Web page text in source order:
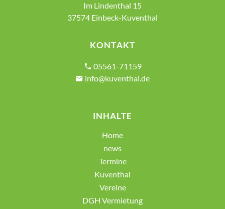
Im Lindenthal 15
37574 Einbeck-Kuventhal
KONTAKT
05561-71159
info@kuventhal.de
INHALTE
Home
news
Termine
Kuventhal
Vereine
DGH Vermietung